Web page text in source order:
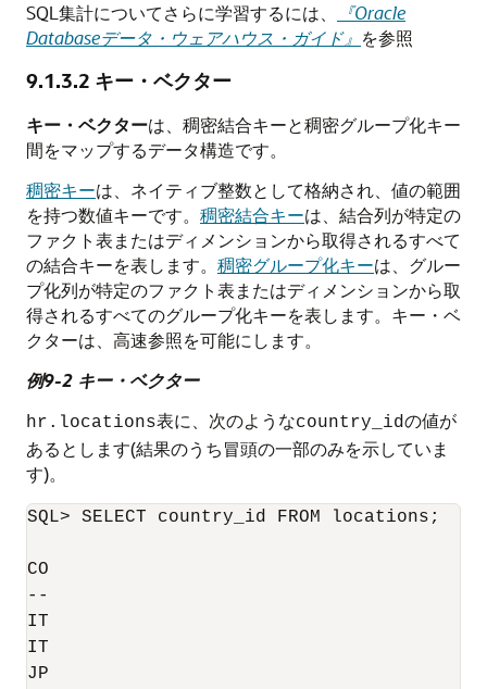
SQL集計についてさらに学習するには、
『Oracle
Databaseデータ・ウェアハウス・ガイド』 を参照
9.1.3.2 キー・ベクター
キー・ベクターは、稠密結合キーと稠密グループ化キー
間をマップするデータ構造です。
稠密キーは、ネイティブ整数として格納され、値の範囲
を持つ数値キーです。 稠密結合キーは、結合列が特定の
ファクト表またはディメンションから取得されるすべて
の結合キーを表します。 稠密グループ化キーは、グルー
プ化列が特定のファクト表またはディメンションから取
得されるすべてのグループ化キーを表します。キー・ベ
クターは、高速参照を可能にします。
例9-2 キー・ベクター
hr.locations表に、次のようなcountry_idの値が
あるとします(結果のうち冒頭の一部のみを示していま
す)。
SQL> SELECT country_id FROM locations;
CO
--
IT
IT
JP